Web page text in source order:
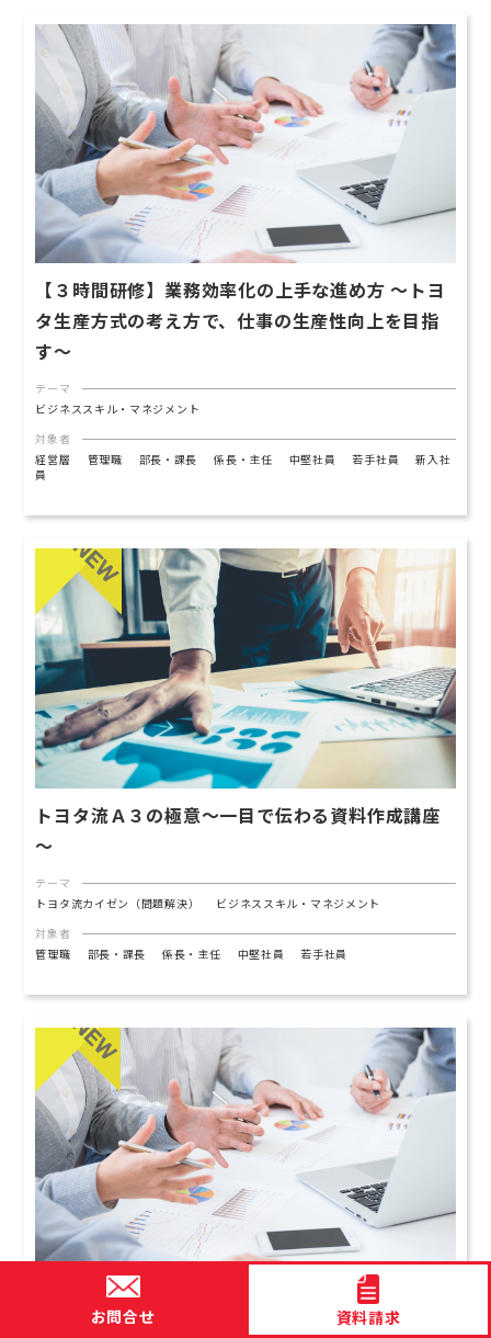
お問合せ 資料請求
【３時間研修】業務効率化の上手な進め方 ～トヨ
タ生産方式の考え方で、仕事の生産性向上を目指
す〜
テーマ
ビジネススキル・マネジメント
対象者
経営層
管理職 部長・課長 係長・主任 中堅社員 若手社員
新入社
員
トヨタ流Ａ３の極意～一目で伝わる資料作成講座
～
テーマ
トヨタ流カイゼン（問題解決）
ビジネススキル・マネジメント
対象者
管理職
部長・課長 係長・主任 中堅社員 若手社員
【７時間研修】業務効率化の上手な進め方 ～ト
ヨタ生産方式の考え方で、仕事の生産性向上を目